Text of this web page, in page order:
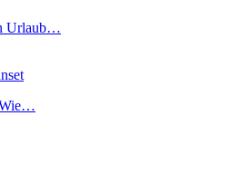
Urlaub…
Wie…